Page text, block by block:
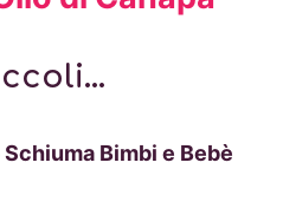
Bimbi e Bebè